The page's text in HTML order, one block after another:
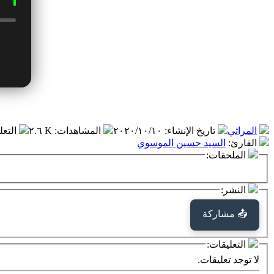
المراثي تاريخ الإنشاء: ٢٠٢٠/١٠/١٠ المشاهدات: ٢.٦ K
القارئ: السيد حسين الموسوي
الملحقات:
النشر:
📤 مشاركة
التعليقات:
لا توجد تعليقات.